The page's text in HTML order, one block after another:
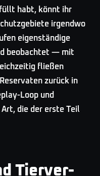
habt, könnt ihr
irgendwo
eigenständige
beobachtet — mit
fließen
zurück in
Loop und
die der erste Teil
Tierver­